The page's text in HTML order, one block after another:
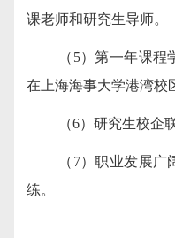
课老师和研究生导师。
（5）第一年课程
在上海海事大学港湾校
（6）研究生校企
（7）职业发展广
练。